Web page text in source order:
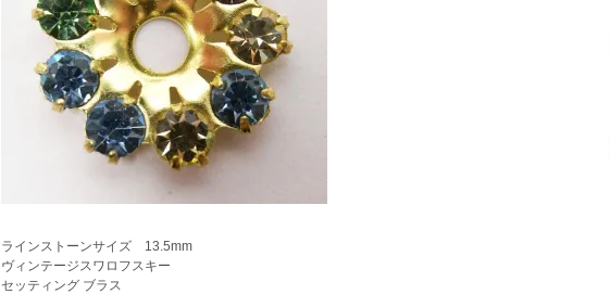
ラインストーンサイズ 13.5mm
ヴィンテージスワロフスキー
セッティング ブラス